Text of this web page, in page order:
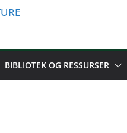
BIBLIOTEK OG RESSURSER